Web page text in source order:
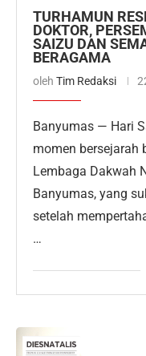
TURHAMUN
DOKTOR,
SAIZU DAN
BERAGAMA
oleh Tim Redaksi
Banyumas — Hari
momen bersejarah
Lembaga Dakwah
Banyumas, yang
setelah
…